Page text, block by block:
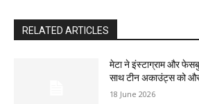
RELATED ARTICLES
मेटा ने इंस्टाग्राम और
साथ टीन अकाउंट्स को
18 June 2026